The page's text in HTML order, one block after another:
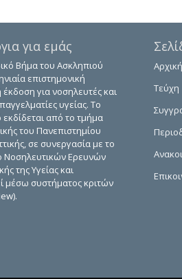
για εμάς
Βήμα του Ασκληπιού
επιστημονική
έκδοση για νοσηλευτές και
υγείας. Το
εκδίδεται από το τμήμα
του Πανεπιστημίου
σε συνεργασία με το
Νοσηλευτικών Ερευνών
της Υγείας και
μέσω συστήματος κριτών
Αρχική
Τεύχη